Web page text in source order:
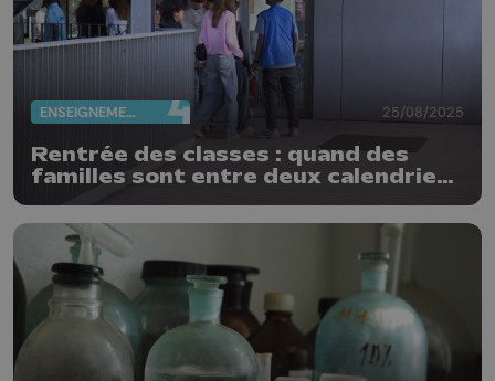
ENSEIGNEMENT 25/08/2025
Rentrée des classes : quand des
familles sont entre deux calendriers